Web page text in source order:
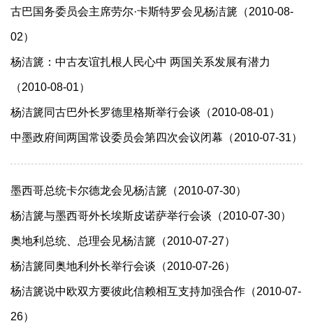
古巴国务委员会主席劳尔·卡斯特罗会见杨洁篪（2010-08-
02）
杨洁篪：中古友谊扎根人民心中 两国关系发展有潜力
（2010-08-01）
杨洁篪同古巴外长罗德里格斯举行会谈（2010-08-01）
中墨政府间两国常设委员会第四次会议闭幕（2010-07-31）
墨西哥总统卡尔德龙会见杨洁篪（2010-07-30）
杨洁篪与墨西哥外长埃斯皮诺萨举行会谈（2010-07-30）
奥地利总统、总理会见杨洁篪（2010-07-27）
杨洁篪同奥地利外长举行会谈（2010-07-26）
杨洁篪说中欧双方要彼此信赖相互支持加强合作（2010-07-
26）